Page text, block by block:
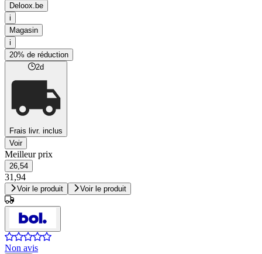
Deloox.be
i
Magasin
i
20% de réduction
2d
Frais livr. inclus
Voir
Meilleur prix
26,54
31,94
Voir le produit Voir le produit
Non avis